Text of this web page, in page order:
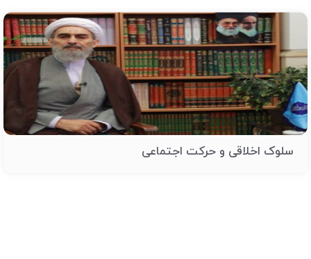
سلوک اخلاقی و حرکت اجتماعی